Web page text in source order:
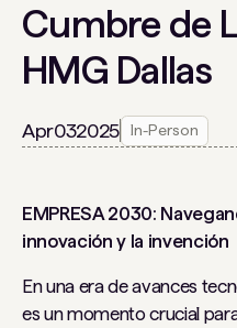
Cumbre de
HMG Dallas
Apr032025 In-Person
EMPRESA 2030:
innovación y la invención
En una era de avances
es un momento crucial